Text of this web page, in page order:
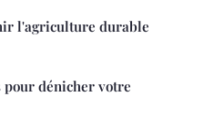
l'agriculture durable
pour dénicher votre